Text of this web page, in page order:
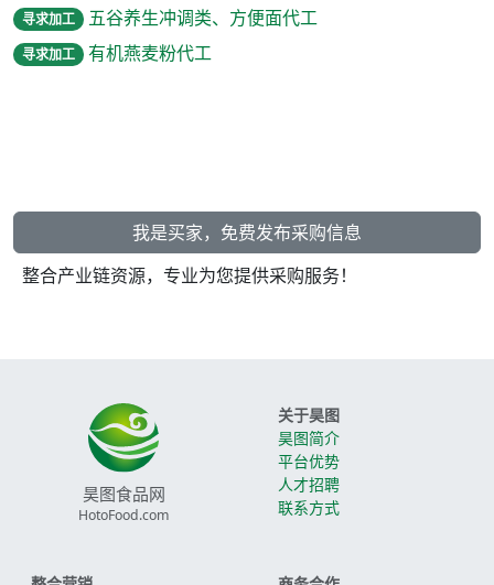
寻求加工 五谷养生冲调类、方便面代工
寻求加工 有机燕麦粉代工
我是买家，免费发布采购信息
整合产业链资源，专业为您提供采购服务！
昊图食品网
HotoFood.com
关于昊图
昊图简介
平台优势
人才招聘
联系方式